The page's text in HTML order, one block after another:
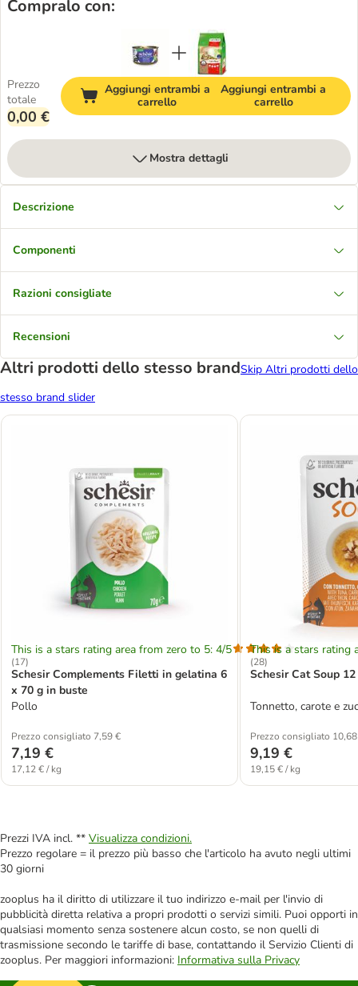
Compralo con:
Prezzo
totale
0,00 €
Aggiungi entrambi a
carrello
Aggiungi entrambi a
carrello
Mostra dettagli
Descrizione
Componenti
Razioni consigliate
Recensioni
Altri prodotti dello stesso brandSkip Altri prodotti dello
stesso brand slider
This is a stars rating area from zero to 5: 4/5
(17)
Schesir Complements Filetti in gelatina 6
x 70 g in buste
Pollo
Prezzo consigliato 7,59 €
7,19 €
17,12 € / kg
This is a stars rating
(28)
Schesir Cat Soup
Tonnetto, carote e
Prezzo consigliato
9,19 €
19,15 € / kg
Prezzi IVA incl. ** Visualizza condizioni.
Prezzo regolare = il prezzo più basso che l'articolo ha avuto negli ultimi
30 giorni
zooplus ha il diritto di utilizzare il tuo indirizzo e-mail per l'invio di
pubblicità diretta relativa a propri prodotti o servizi simili. Puoi opporti in
qualsiasi momento senza sostenere alcun costo, se non quelli di
trasmissione secondo le tariffe di base, contattando il Servizio Clienti di
zooplus. Per maggiori informazioni: Informativa sulla Privacy